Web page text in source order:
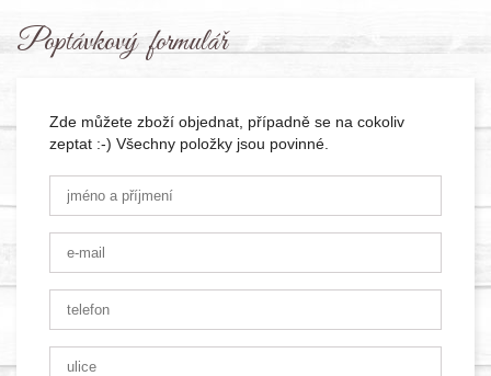
Poptávkový formulář
Zde můžete zboží objednat, případně se na cokoliv
zeptat :-) Všechny položky jsou povinné.